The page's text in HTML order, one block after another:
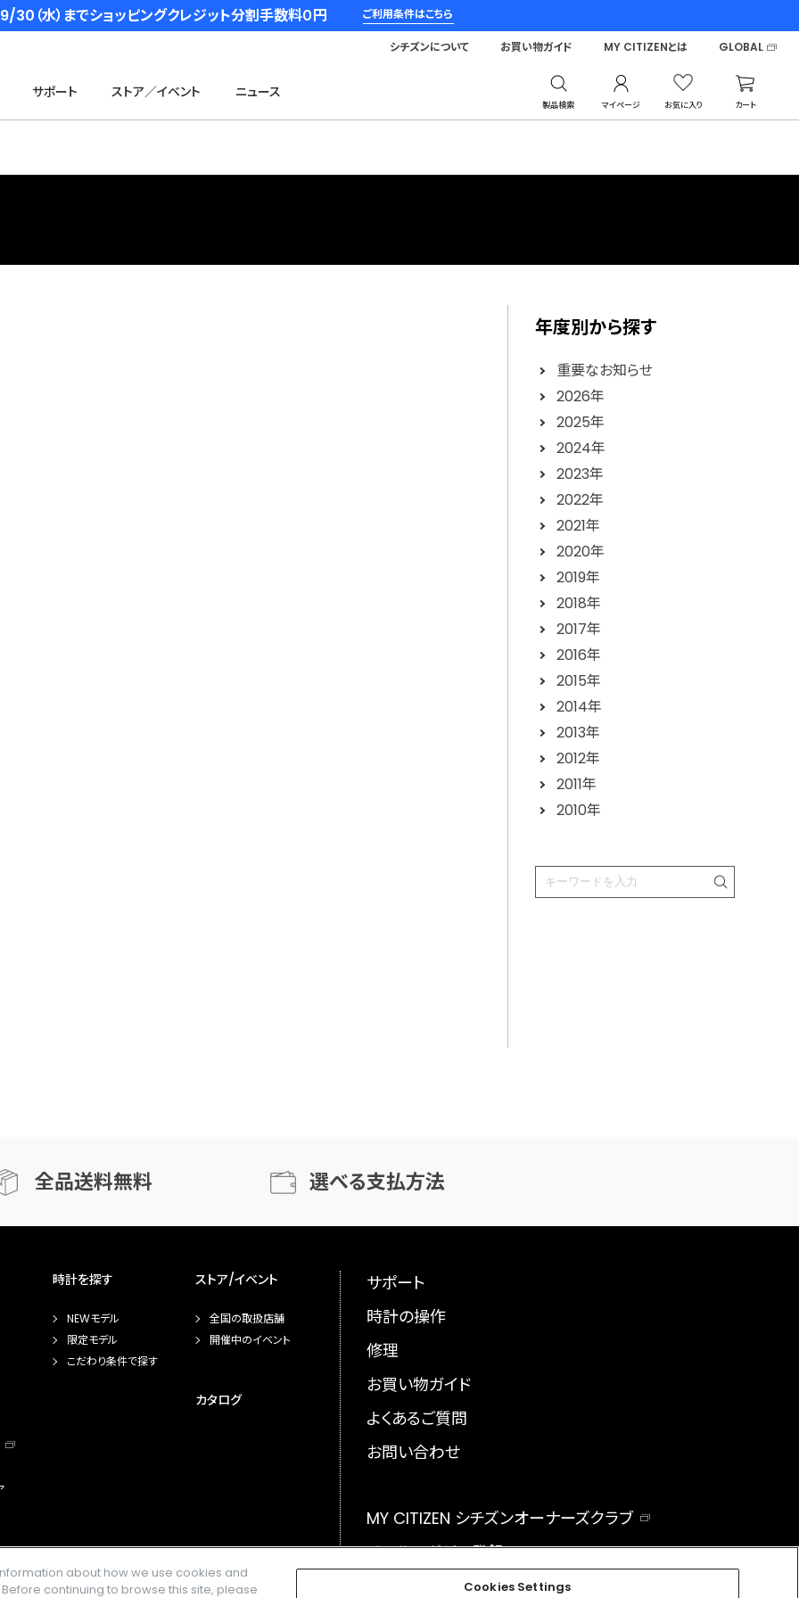
（水）までショッピングクレジット分割手数料０円 ご利用条件はこちら
サポート ストア／イベント ニュース
製品検索 マイページ お気に入り カート
シチズンについて お買い物ガイド MY CITIZENとは GLOBAL
年度別から探す
重要なお知らせ
2026年
2025年
2024年
2023年
2022年
2021年
2020年
2019年
2018年
2017年
2016年
2015年
2014年
2013年
2012年
2011年
2010年
全品送料無料 選べる支払方法
時計を探す
NEWモデル
限定モデル
こだわり条件で探す
ストア/イベント
全国の取扱店舗
開催中のイベント
カタログ
サポート
時計の操作
修理
お買い物ガイド
よくあるご質問
お問い合わせ
MY CITIZEN シチズンオーナーズクラブ
メールマガジン登録
about how we use cookies and
Before continuing to browse this site, please Cookies Settings